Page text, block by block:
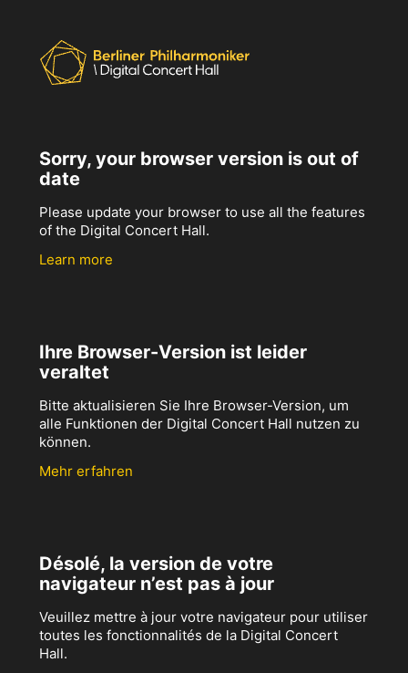
Sorry, your browser version is out of
date
Please update your browser to use all the features
of the Digital Concert Hall.
Learn more
Ihre Browser-Version ist leider
veraltet
Bitte aktualisieren Sie Ihre Browser-Version, um
alle Funktionen der Digital Concert Hall nutzen zu
können.
Mehr erfahren
Désolé, la version de votre
navigateur n’est pas à jour
Veuillez mettre à jour votre navigateur pour utiliser
toutes les fonctionnalités de la Digital Concert
Hall.